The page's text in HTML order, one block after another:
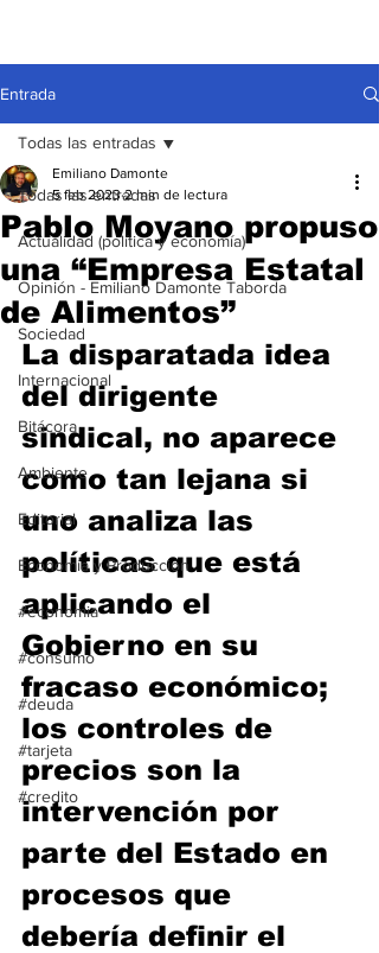
Entrada
Todas las entradas
Actualidad (política y economía)
Opinión - Emiliano Damonte Taborda
Sociedad
Internacional
Bitácora
Ambiente
Editorial
Economía y Producción
#economia
#consumo
#deuda
#tarjeta
#credito
Todas las entradas
Pablo Moyano propuso
una “Empresa Estatal
de Alimentos”
Emiliano Damonte
5 feb 2023 2 min de lectura
La disparatada idea
del dirigente
sindical, no aparece
como tan lejana si
uno analiza las
políticas que está
aplicando el
Gobierno en su
fracaso económico;
los controles de
precios son la
intervención por
parte del Estado en
procesos que
debería definir el